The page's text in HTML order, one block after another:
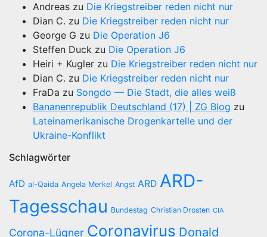
Andreas zu Die Kriegstreiber reden nicht nur
Dian C. zu Die Kriegstreiber reden nicht nur
George G zu Die Operation J6
Steffen Duck zu Die Operation J6
Heiri + Kugler zu Die Kriegstreiber reden nicht nur
Dian C. zu Die Kriegstreiber reden nicht nur
FraDa zu Songdo — Die Stadt, die alles weiß
Bananenrepublik Deutschland (17) | ZG Blog zu
Lateinamerikanische Drogenkartelle und der
Ukraine-Konflikt
Schlagwörter
AfD al-Qaida Angela Merkel Angst ARD ARD-
Tagesschau Bundestag Christian Drosten CIA
Corona-Lügner Coronavirus Donald